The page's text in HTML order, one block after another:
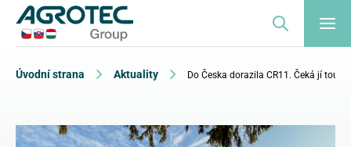
Úvodní strana Aktuality Do Česka dorazila CR11. Čeká jí tour